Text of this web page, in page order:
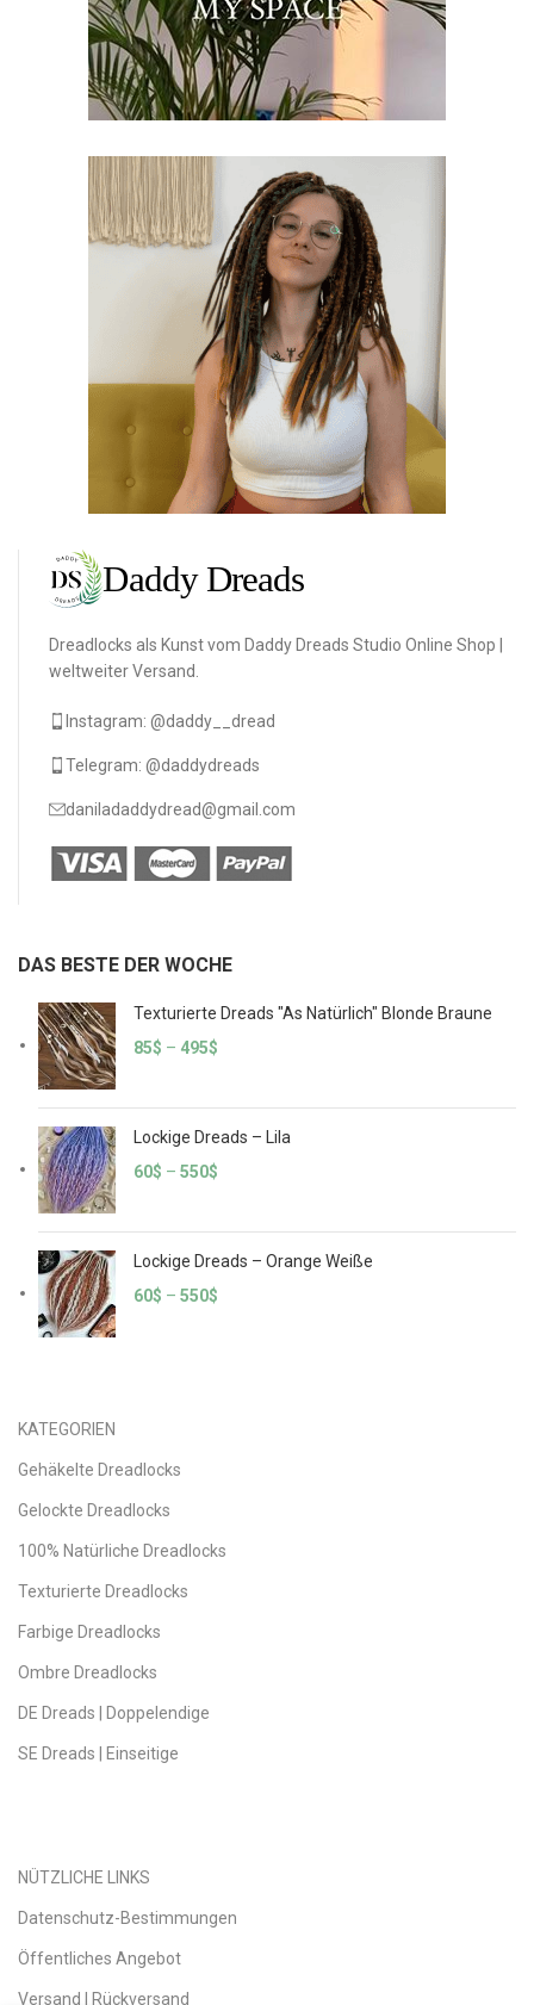
Dreadlocks als Kunst vom Daddy Dreads Studio Online Shop |
weltweiter Versand.
Instagram: @daddy__dread
Telegram: @daddydreads
daniladaddydread@gmail.com
DAS BESTE DER WOCHE
Texturierte Dreads "As Natürlich" Blonde Braune
85$ – 495$
Lockige Dreads – Lila
60$ – 550$
Lockige Dreads – Orange Weiße
60$ – 550$
KATEGORIEN
Gehäkelte Dreadlocks
Gelockte Dreadlocks
100% Natürliche Dreadlocks
Texturierte Dreadlocks
Farbige Dreadlocks
Ombre Dreadlocks
DE Dreads | Doppelendige
SE Dreads | Einseitige
NÜTZLICHE LINKS
Datenschutz-Bestimmungen
Öffentliches Angebot
Versand | Rückversand